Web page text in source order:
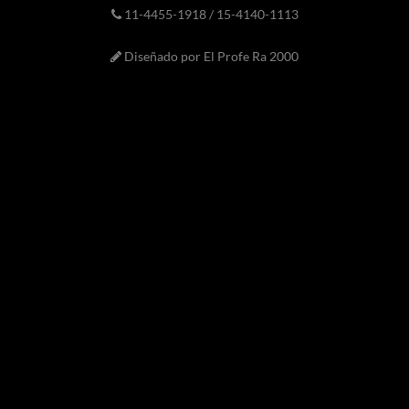
11-4455-1918 / 15-4140-1113
Diseñado por El Profe Ra 2000